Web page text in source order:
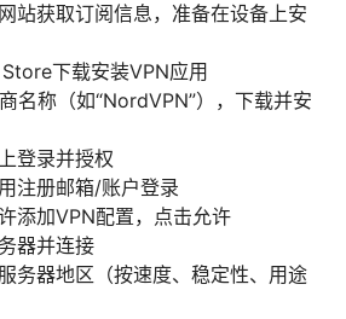
站获取订阅信息，准备在设备上安
下载安装VPN应用
名称（如“NordVPN”），下载并安
登录并授权
注册邮箱/账户登录
添加VPN配置，点击允许
器并连接
务器地区（按速度、稳定性、用途